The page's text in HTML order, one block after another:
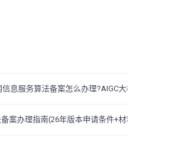
息服务算法备案怎么办理?AIGC大模型条件
案办理指南(26年版本申请条件+材料流